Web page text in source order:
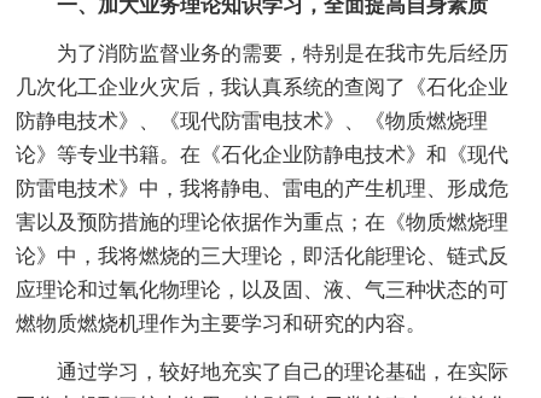
一、加大业务理论知识学习，全面提高自身素质
为了消防监督业务的需要，特别是在我市先后经历
几次化工企业火灾后，我认真系统的查阅了《石化企业
防静电技术》、《现代防雷电技术》、《物质燃烧理
论》等专业书籍。在《石化企业防静电技术》和《现代
防雷电技术》中，我将静电、雷电的产生机理、形成危
害以及预防措施的理论依据作为重点；在《物质燃烧理
论》中，我将燃烧的三大理论，即活化能理论、链式反
应理论和过氧化物理论，以及固、液、气三种状态的可
燃物质燃烧机理作为主要学习和研究的内容。
通过学习，较好地充实了自己的理论基础，在实际